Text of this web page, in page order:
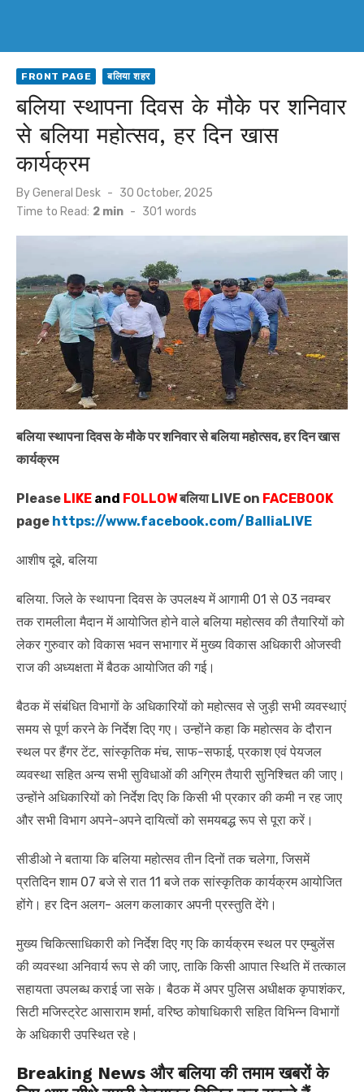
FRONT PAGE बलिया शहर
बलिया स्थापना दिवस के मौके पर शनिवार
से बलिया महोत्सव, हर दिन खास
कार्यक्रम
ByGeneral Desk
Posted
on
30 October, 2025
Time to Read: 2 min - 301 words
बलिया स्थापना दिवस के मौके पर शनिवार से बलिया महोत्सव, हर दिन खास
कार्यक्रम
Please LIKE and FOLLOWबलिया LIVE on FACEBOOK
page https://www.facebook.com/BalliaLIVE
आशीष दूबे, बलिया
बलिया. जिले के स्थापना दिवस के उपलक्ष्य में आगामी 01 से 03 नवम्बर
तक रामलीला मैदान में आयोजित होने वाले बलिया महोत्सव की तैयारियों को
लेकर गुरुवार को विकास भवन सभागार में मुख्य विकास अधिकारी ओजस्वी
राज की अध्यक्षता में बैठक आयोजित की गई।
बैठक में संबंधित विभागों के अधिकारियों को महोत्सव से जुड़ी सभी व्यवस्थाएं
समय से पूर्ण करने के निर्देश दिए गए। उन्होंने कहा कि महोत्सव के दौरान
स्थल पर हैंगर टेंट, सांस्कृतिक मंच, साफ-सफाई, प्रकाश एवं पेयजल
व्यवस्था सहित अन्य सभी सुविधाओं की अग्रिम तैयारी सुनिश्चित की जाए।
उन्होंने अधिकारियों को निर्देश दिए कि किसी भी प्रकार की कमी न रह जाए
और सभी विभाग अपने-अपने दायित्वों को समयबद्ध रूप से पूरा करें।
सीडीओ ने बताया कि बलिया महोत्सव तीन दिनों तक चलेगा, जिसमें
प्रतिदिन शाम 07 बजे से रात 11 बजे तक सांस्कृतिक कार्यक्रम आयोजित
होंगे। हर दिन अलग- अलग कलाकार अपनी प्रस्तुति देंगे।
मुख्य चिकित्साधिकारी को निर्देश दिए गए कि कार्यक्रम स्थल पर एम्बुलेंस
की व्यवस्था अनिवार्य रूप से की जाए, ताकि किसी आपात स्थिति में तत्काल
सहायता उपलब्ध कराई जा सके। बैठक में अपर पुलिस अधीक्षक कृपाशंकर,
सिटी मजिस्ट्रेट आसाराम शर्मा, वरिष्ठ कोषाधिकारी सहित विभिन्न विभागों
के अधिकारी उपस्थित रहे।
Breaking News और बलिया की तमाम खबरों के